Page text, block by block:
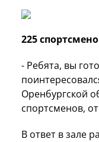
225
- Ребята, вы
Оренбургской
спортсменов,
В ответ в зале